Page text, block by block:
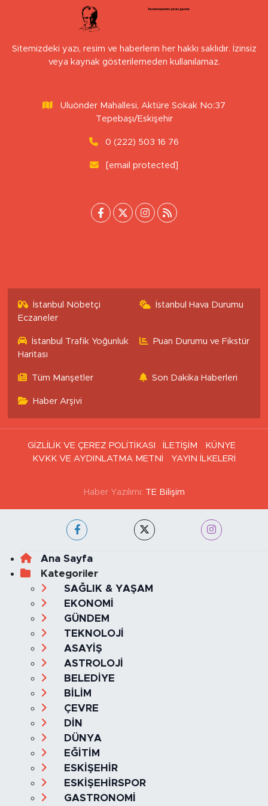
Sitemizdeki yazı, resim ve haberlerin her hakkı saklıdır. İzinsiz
veya kaynak gösterilemeden kullanılamaz.
Uluönder Mahallesi, Aktüre Sokak No:37
Tepebaşı/Eskişehir
0 (222) 503 16 76
[email protected]
İstanbul Nöbetçi
Eczaneler
İstanbul Hava Durumu
İstanbul Trafik Yoğunluk
Haritası
Puan Durumu ve Fikstür
Tüm Manşetler Son Dakika Haberleri
Haber Arşivi
GİZLİLİK VE ÇEREZ POLİTİKASI İLETİŞİM
KÜNYE
KVKK VE AYDINLATMA METNİ
YAYIN İLKELERİ
Haber Yazılımı: TE Bilişim
Ana Sayfa
Kategoriler
SAĞLIK & YAŞAM
EKONOMİ
GÜNDEM
TEKNOLOJİ
ASAYİŞ
ASTROLOJİ
BELEDİYE
BİLİM
ÇEVRE
DİN
DÜNYA
EĞİTİM
ESKİŞEHİR
ESKİŞEHİRSPOR
GASTRONOMİ